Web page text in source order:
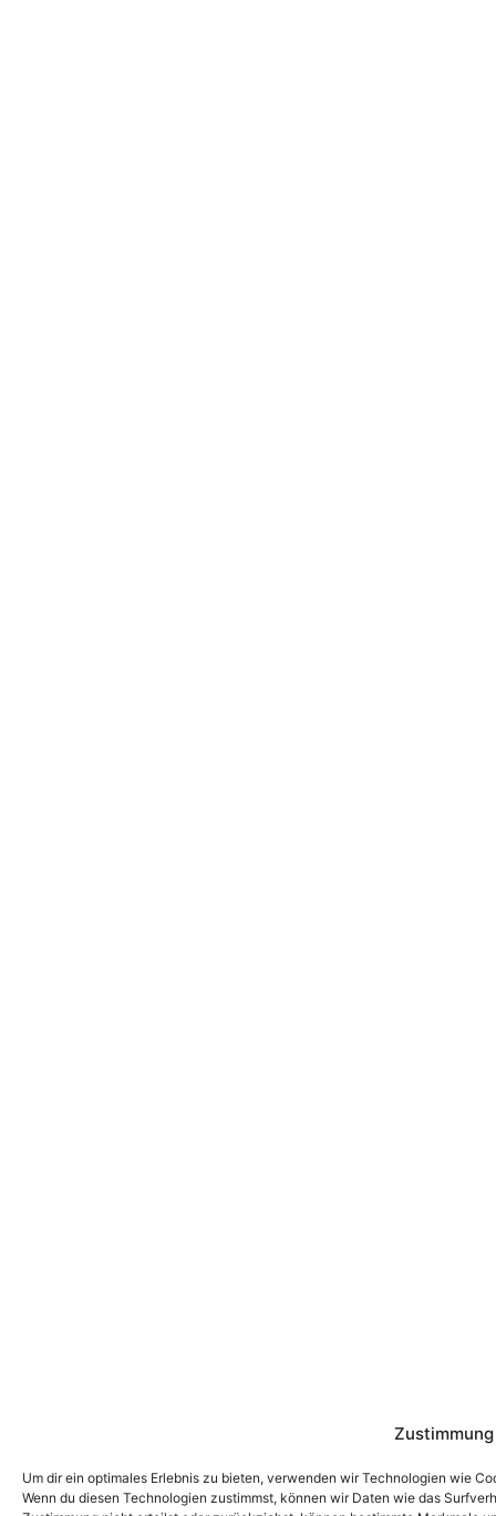
Um dir ein optimales Erlebnis zu bieten, verwenden wir Technologien wie
Wenn du diesen Technologien zustimmst, können wir Daten wie das